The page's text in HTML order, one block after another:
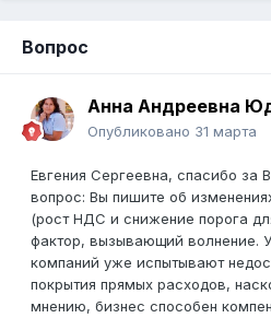
Вопрос
Анна Андреевна
Опубликовано 31 марта
Евгения Сергеевна, спасибо за
вопрос: Вы пишите об
(рост НДС и снижение порога
фактор, вызывающий волнение.
компаний уже испытывают
покрытия прямых расходов,
мнению, бизнес способен